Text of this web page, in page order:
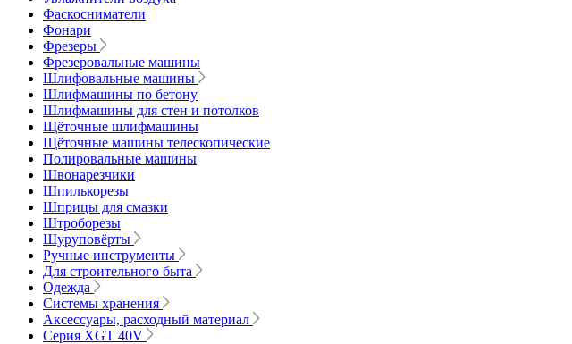
Фаскосниматели
Фонари
Фрезеры
Фрезеровальные машины
Шлифовальные машины
Шлифмашины по бетону
Шлифмашины для стен и потолков
Щёточные шлифмашины
Щёточные машины телескопические
Полировальные машины
Швонарезчики
Шпилькорезы
Шприцы для смазки
Штроборезы
Шуруповёрты
Ручные инструменты
Для строительного быта
Одежда
Системы хранения
Аксессуары, расходный материал
Серия XGT 40V